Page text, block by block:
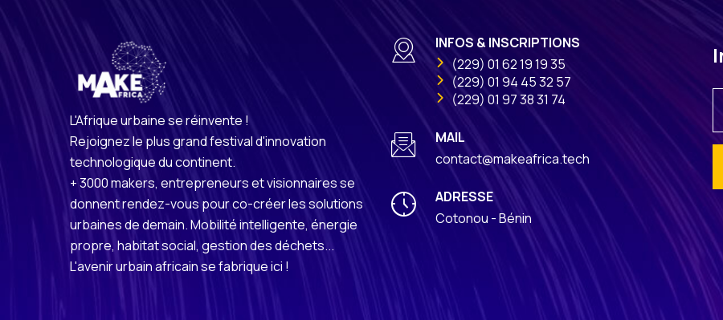
L'Afrique urbaine se réinvente !
Rejoignez le plus grand festival d'innovation
technologique du continent.
+ 3000 makers, entrepreneurs et visionnaires se
donnent rendez-vous pour co-créer les solutions
urbaines de demain. Mobilité intelligente, énergie
propre, habitat social, gestion des déchets...
L'avenir urbain africain se fabrique ici !
INFOS & INSCRIPTIONS
(229) 01 62 19 19 35
(229) 01 94 45 32 57
(229) 01 97 38 31 74
MAIL
contact@makeafrica.tech
ADRESSE
Cotonou - Bénin